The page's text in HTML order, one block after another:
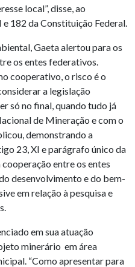
local”, disse, ao
182 da Constituição Federal.
Gaeta alertou para os
os entes federativos.
cooperativo, o risco é o
a legislação
só no final, quando tudo já
de Mineração e com o
demonstrando a
23, XI e parágrafo único da
entre os entes
desenvolvimento e do bem-
em relação à pesquisa e
em sua atuação
minerário em área
“Como apresentar para